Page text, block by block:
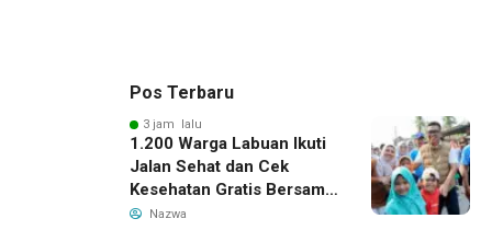
Pos Terbaru
3 jam lalu
1.200 Warga Labuan Ikuti
Jalan Sehat dan Cek
Kesehatan Gratis Bersama
Gubernur Banten
Nazwa